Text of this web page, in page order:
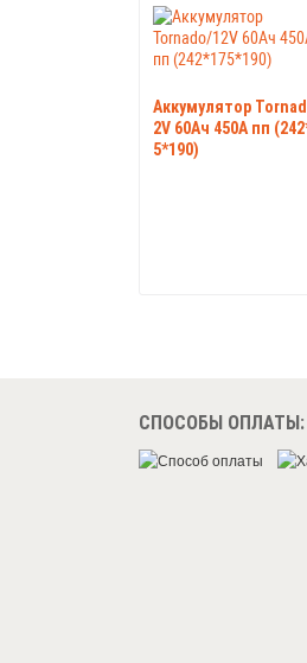
Аккумулятор
2V 60Ач 450А пп
5*190)
СПОСОБЫ ОПЛАТЫ: